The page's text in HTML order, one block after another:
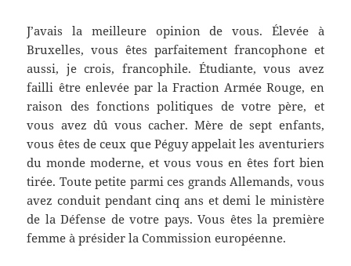
J’avais la meilleure opinion de vous. Élevée à
Bruxelles, vous êtes parfaitement francophone et
aussi, je crois, francophile. Étudiante, vous avez
failli être enlevée par la Fraction Armée Rouge, en
raison des fonctions politiques de votre père, et
vous avez dû vous cacher. Mère de sept enfants,
vous êtes de ceux que Péguy appelait les aventuriers
du monde moderne, et vous vous en êtes fort bien
tirée. Toute petite parmi ces grands Allemands, vous
avez conduit pendant cinq ans et demi le ministère
de la Défense de votre pays. Vous êtes la première
femme à présider la Commission européenne.